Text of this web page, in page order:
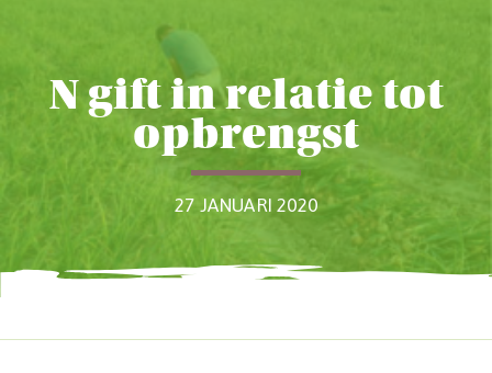
N gift in relatie tot
opbrengst
27 JANUARI 2020